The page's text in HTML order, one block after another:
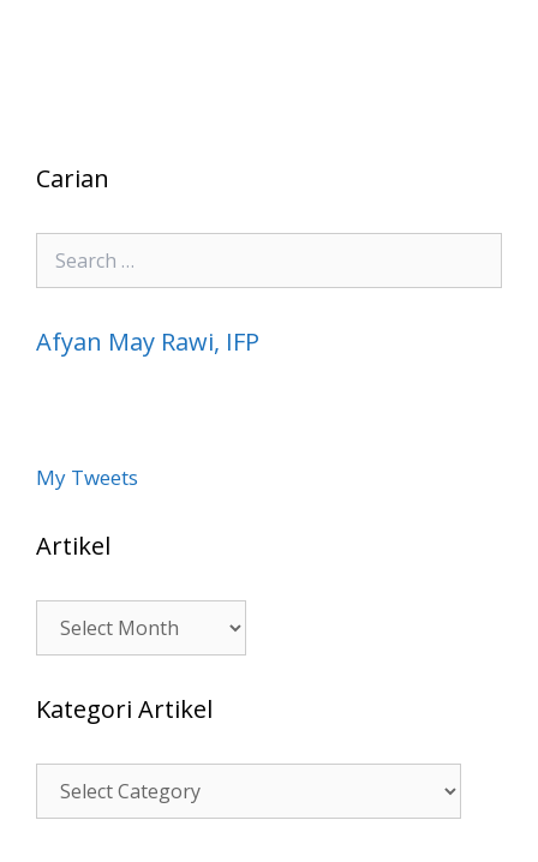
Carian
Search
for:
Afyan May Rawi, IFP
My Tweets
Artikel
Artikel
Kategori Artikel
Kategori
Artikel